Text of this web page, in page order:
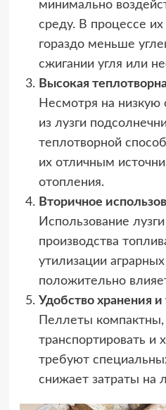
минимально
среду. В процессе
гораздо меньше
сжигании угля или
Высокая
Несмотря на низкую
из лузги
теплотворной
их отличным
отопления.
Вторичное
Использование
производства
утилизации
положительно
Удобство хранения
Пеллеты компактны,
транспортировать и
требуют
снижает затраты на